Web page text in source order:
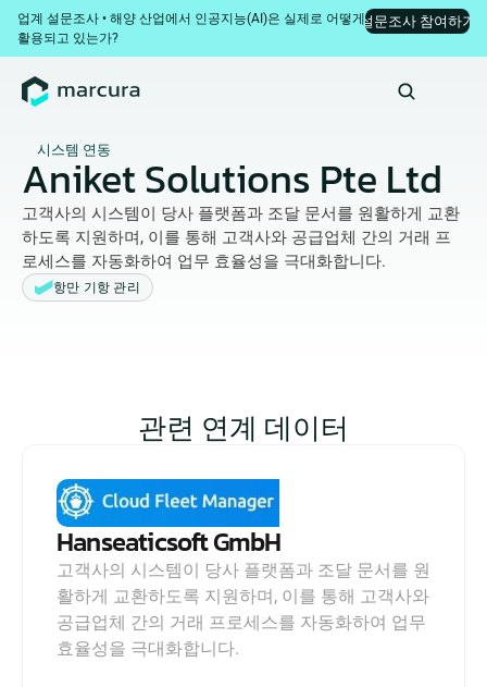
업계 설문조사 • 해양 산업에서 인공지능(AI)은 실제로 어떻게
활용되고 있는가?
설문조사 참여하기
시스템 연동
항만 기항 관리
Aniket Solutions Pte Ltd
고객사의 시스템이 당사 플랫폼과 조달 문서를 원활하게 교환
하도록 지원하며, 이를 통해 고객사와 공급업체 간의 거래 프
로세스를 자동화하여 업무 효율성을 극대화합니다.
관련 연계 데이터
Hanseaticsoft GmbH
고객사의 시스템이 당사 플랫폼과 조달 문서를 원
활하게 교환하도록 지원하며, 이를 통해 고객사와
공급업체 간의 거래 프로세스를 자동화하여 업무
효율성을 극대화합니다.